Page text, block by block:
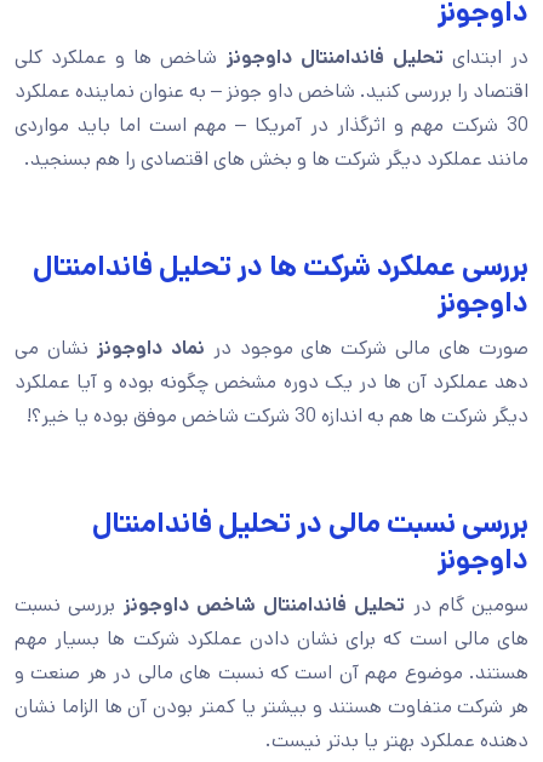
داوجونز
در ابتدای تحلیل فاندامنتال داوجونز شاخص ها و عملکرد کلی
اقتصاد را بررسی کنید. شاخص داو جونز – به عنوان نماینده عملکرد
30 شرکت مهم و اثرگذار در آمریکا – مهم است اما باید مواردی
مانند عملکرد دیگر شرکت ها و بخش های اقتصادی را هم بسنجید.
بررسی عملکرد شرکت ها در تحلیل فاندامنتال
داوجونز
صورت های مالی شرکت های موجود در نماد داوجونز نشان می
دهد عملکرد آن ها در یک دوره مشخص چگونه بوده و آیا عملکرد
دیگر شرکت ها هم به اندازه 30 شرکت شاخص موفق بوده یا خیر؟!
بررسی نسبت مالی در تحلیل فاندامنتال
داوجونز
سومین گام در تحلیل فاندامنتال شاخص داوجونز بررسی نسبت
های مالی است که برای نشان دادن عملکرد شرکت ها بسیار مهم
هستند. موضوع مهم آن است که نسبت های مالی در هر صنعت و
هر شرکت متفاوت هستند و بیشتر یا کمتر بودن آن ها الزاما نشان
دهنده عملکرد بهتر یا بدتر نیست.